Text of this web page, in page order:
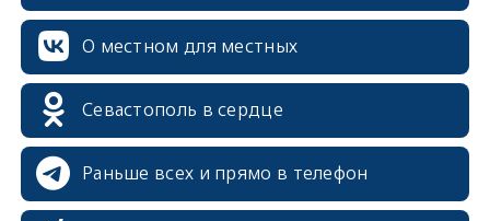
О местном для местных
Севастополь в сердце
Раньше всех и прямо в телефон